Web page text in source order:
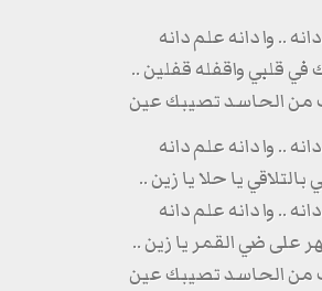
دانه .. وا دانه علم دانه
قلبي واقفله قفلين ..
من الحاسد تصيبك عين
دانه .. وا دانه علم دانه
يا حلا يا زين ..
دانه .. وا دانه علم دانه
على ضي القمر يا زين ..
من الحاسد تصيبك عين